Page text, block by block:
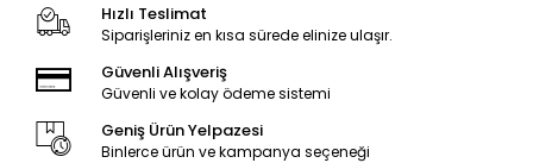
Hızlı Teslimat
Siparişleriniz en kısa sürede elinize ulaşır.
Güvenli Alışveriş
Güvenli ve kolay ödeme sistemi
Geniş Ürün Yelpazesi
Binlerce ürün ve kampanya seçeneği